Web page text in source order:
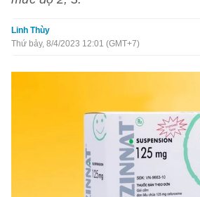
Linh Thùy
Thứ bảy, 8/4/2023 12:01 (GMT+7)